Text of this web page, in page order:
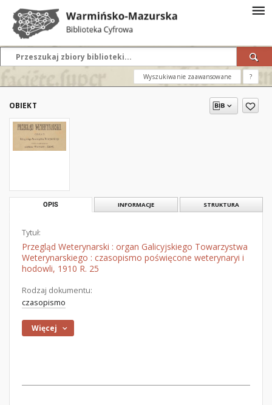
Wyszukiwanie zaawansowane ?
OBIEKT
OPIS INFORMACJE STRUKTURA
Tytuł:
Przegląd Weterynarski : organ Galicyjskiego Towarzystwa
Weterynarskiego : czasopismo poświęcone weterynaryi i
hodowli, 1910 R. 25
Rodzaj dokumentu:
czasopismo
Więcej